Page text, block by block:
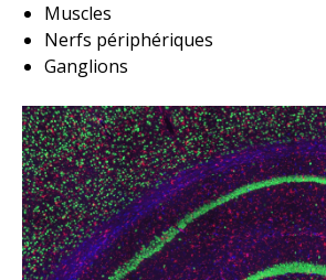
Muscles
Nerfs périphériques
Ganglions